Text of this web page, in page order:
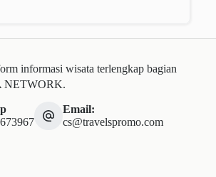
informasi wisata terlengkap bagian
NETWORK.
Email:
cs@travelspromo.com